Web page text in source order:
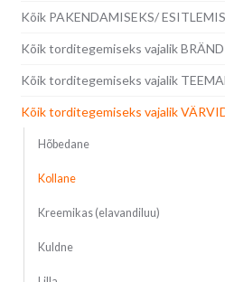
Kõik PAKENDAMISEKS/
Kõik torditegemiseks vajalik
Kõik torditegemiseks vajalik
Kõik torditegemiseks vajalik
Hõbedane
Kollane
Kreemikas (elavandiluu)
Kuldne